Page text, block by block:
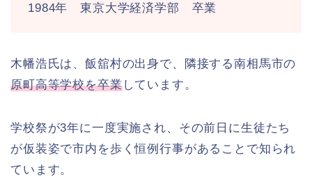
1984年 東京大学経済学部 卒業
木幡浩氏は、飯舘村の出身で、隣接する南相馬市の
原町高等学校を卒業しています。
学校祭が3年に一度実施され、その前日に生徒たち
が仮装姿で市内を歩く恒例行事があることで知られ
ています。